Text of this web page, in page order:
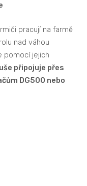
pracují na farmě
nad váhou
pomocí jejich
připojuje přes
DG500 nebo